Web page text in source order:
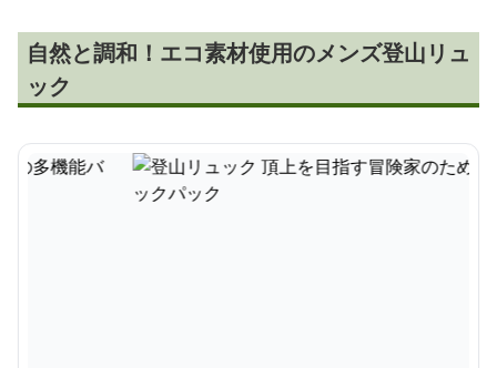
自然と調和！エコ素材使用のメンズ登山リュ
ック